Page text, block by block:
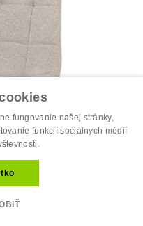
fungovanie našej stránky,
funkcií sociálnych médií